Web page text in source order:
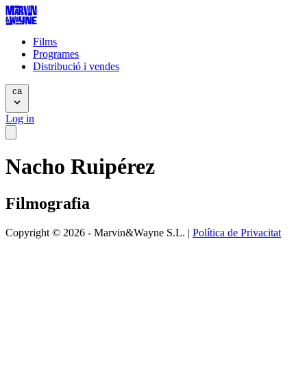
Films
Programes
Distribució i vendes
ca
Log in
Nacho Ruipérez
Filmografia
Copyright © 2026 - Marvin&Wayne S.L. | Política de Privacitat